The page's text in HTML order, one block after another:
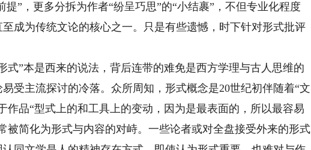
提”，更多分拆为作者“纷呈巧思”的“小结裹”，不但专业化程度
成为传统文论的核心之一。只是有些遗憾，时下针对形式批评
”本是西来的说法，背后连带的难免是西方学理与古人思维的
受主流探讨的冷落。众所周知，形式概念是20世纪初伴随着“文
作品“型式上的和工具上的变动，因为是最表面的，所以最容易
被简化为形式与内容的对峙。一些论者或对全盘接受外来的形式